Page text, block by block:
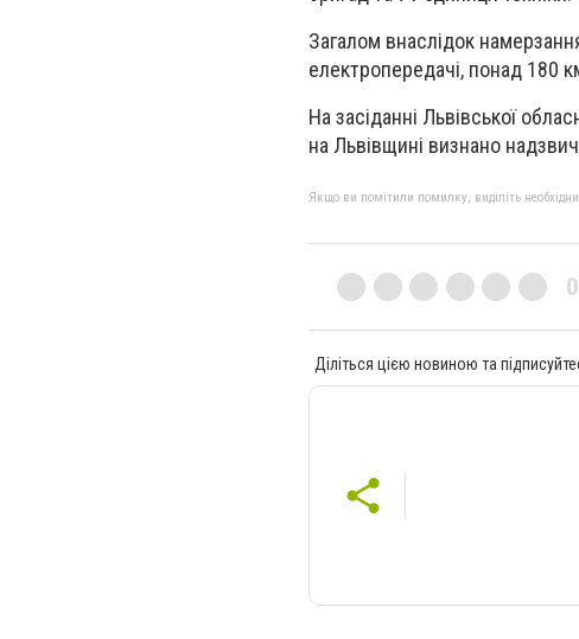
Загалом внаслідок
електропередачі, понад 180
На засіданні Львівської
на Львівщині визнано
Якщо ви помітили помилку, виділіть
Діліться цією новиною та